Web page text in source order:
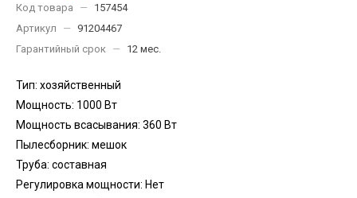
Код товара
— 157454
Артикул
— 91204467
Гарантийный срок
— 12 мес.
Тип: хозяйственный
Мощность: 1000 Вт
Мощность всасывания: 360 Вт
Пылесборник: мешок
Труба: составная
Регулировка мощности: Нет